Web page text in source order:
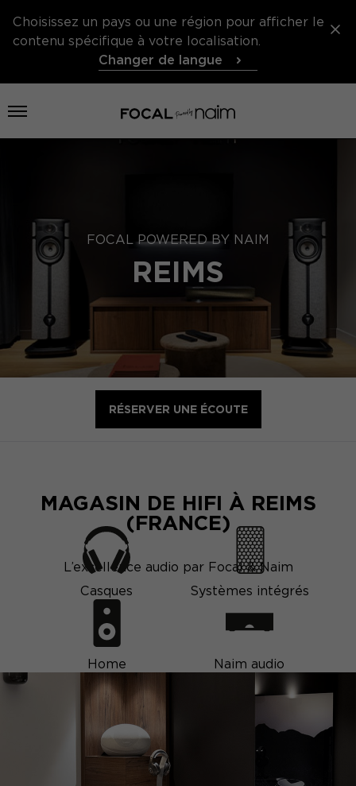
Choisissez un pays ou une région pour afficher le
contenu spécifique à votre localisation.
Changer de langue
Ouvrir le menu
FOCAL POWERED BY NAIM
REIMS
RÉSERVER UNE ÉCOUTE
MAGASIN DE HIFI À REIMS
(FRANCE)
L’excellence audio par Focal & Naim
Casques
Systèmes intégrés
Home Naim audio